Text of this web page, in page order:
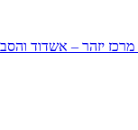
מרכז יזהר – אשדוד